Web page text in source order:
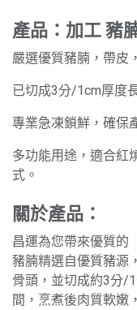
產品：加工 豬
嚴選優質豬腩，帶皮
已切成3分/1cm厚度
專業急凍鎖鮮，確保
多功能用途，適合紅
式。
關於產品：
昌運為您帶來優質的
豬腩精選自優質豬源
骨頭，並切成約3分/
間，烹煮後肉質軟嫩